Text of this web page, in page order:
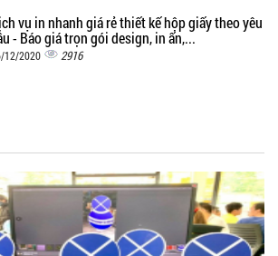
vụ in nhanh giá rẻ thiết kế hộp giấy theo yêu
- Báo giá trọn gói design, in ấn,...
12/2020 2916